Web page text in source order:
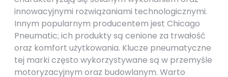
innowacyjnymi rozwiązaniami technologicznymi.
Innym popularnym producentem jest Chicago
Pneumatic; ich produkty są cenione za trwałość
oraz komfort użytkowania. Klucze pneumatyczne
tej marki często wykorzystywane są w przemyśle
motoryzacyjnym oraz budowlanym. Warto